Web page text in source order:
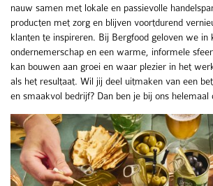
nauw samen met lokale en passievolle
producten met zorg en blijven voortdurend
klanten te inspireren. Bij Bergfood geloven we in
ondernemerschap en een warme, informele
kan bouwen aan groei en waar plezier in het
als het resultaat. Wil jij deel uitmaken van een
en smaakvol bedrijf? Dan ben je bij ons helemaal